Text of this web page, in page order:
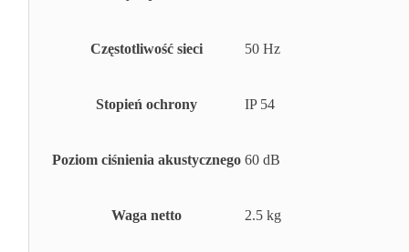
Częstotliwość sieci 50 Hz
Stopień ochrony IP 54
Poziom ciśnienia akustycznego 60 dB
Waga netto 2.5 kg